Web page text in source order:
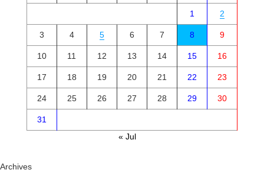
1
2
3 4 5 6 7 8 9
10 11 12 13 14 15 16
17 18 19 20 21 22 23
24 25 26 27 28 29 30
31
« Jul
Archives